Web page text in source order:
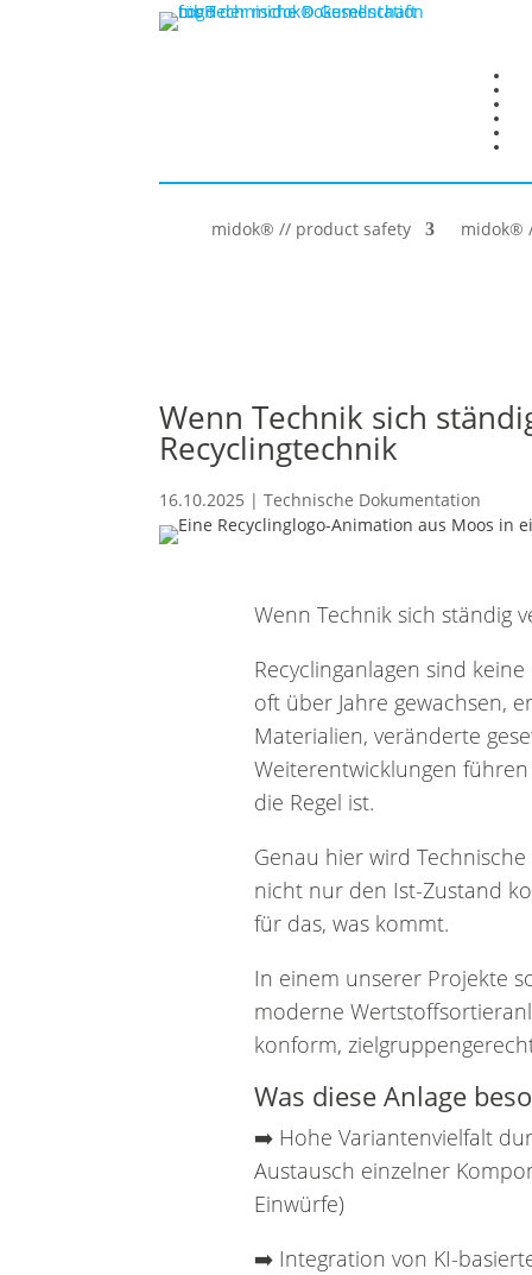
midok® // product safety midok®
Wenn Technik sich
Recyclingtechnik
16.10.2025 |Technische Dokumentation
Wenn Technik sich ständig
Recyclinganlagen sind
oft über Jahre gewachsen,
Materialien, veränderte
Weiterentwicklungen
die Regel ist.
Genau hier wird
nicht nur den Ist-Zustand
für das, was kommt.
In einem unserer Projekte
moderne
konform,
Was diese Anlage
➡️ Hohe Variantenvielfalt
Austausch einzelner
Einwürfe)
➡️ Integration von KI-